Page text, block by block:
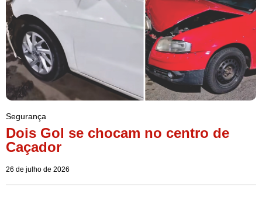
Segurança
Dois Gol se chocam no centro de
Caçador
26 de julho de 2026